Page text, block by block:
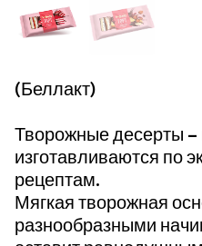
(Беллакт)
Творожные десерты –
изготавливаются по
рецептам.
Мягкая творожная
разнообразными